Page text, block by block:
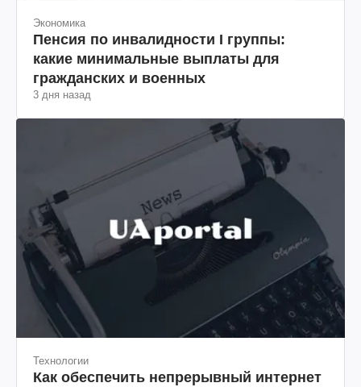
Экономика
Пенсия по инвалидности I группы:
какие минимальные выплаты для
гражданских и военных
3 дня назад
Технологии
Как обеспечить непрерывный интернет